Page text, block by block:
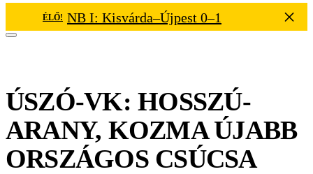
ÉLŐ! NB I: Kisvárda–Újpest 0–1
ÚSZÓ-VK: HOSSZÚ-
ARANY, KOZMA ÚJABB
ORSZÁGOS CSÚCSA